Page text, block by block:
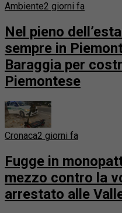
Ambiente2 giorni fa
Nel pieno
sempre in
Baraggia per
Piemontese
Cronaca2 giorni fa
Fugge in
mezzo contro la
arrestato alle